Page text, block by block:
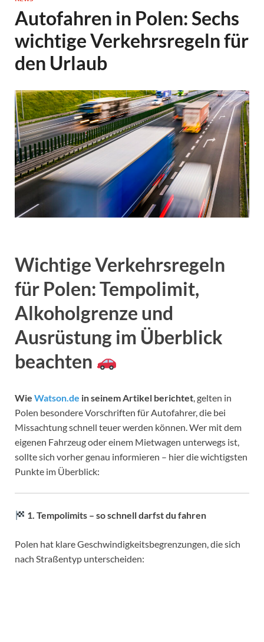
Autofahren in Polen: Sechs
wichtige Verkehrsregeln für
den Urlaub
Wichtige Verkehrsregeln
für Polen: Tempolimit,
Alkoholgrenze und
Ausrüstung im Überblick
beachten
Wie Watson.de in seinem Artikel berichtet, gelten in
Polen besondere Vorschriften für Autofahrer, die bei
Missachtung schnell teuer werden können. Wer mit dem
eigenen Fahrzeug oder einem Mietwagen unterwegs ist,
sollte sich vorher genau informieren – hier die wichtigsten
Punkte im Überblick:
1. Tempolimits – so schnell darfst du fahren
Polen hat klare Geschwindigkeitsbegrenzungen, die sich
nach Straßentyp unterscheiden: